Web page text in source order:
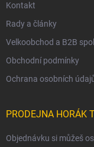
Kontakt
Rady a články
Velkoobchod a B2B
Obchodní podmínky
Ochrana osobních
PRODEJNA HORÁK
Objednávku si můžeš